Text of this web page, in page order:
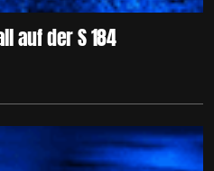
auf der S 184